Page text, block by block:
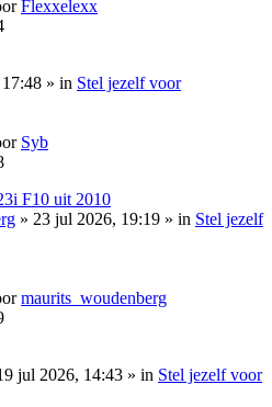
Flexxelexx
» in Stel jezelf voor
Syb
F10 uit 2010
» 23 jul 2026, 19:19 » in Stel jezelf
maurits_woudenberg
jul 2026, 14:43 » in Stel jezelf voor